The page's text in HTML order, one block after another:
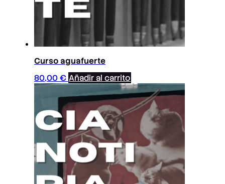
Curso aguafuerte
80,00€ Añadir al carrito